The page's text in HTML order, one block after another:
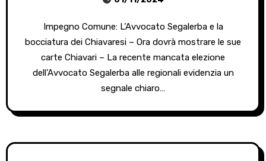
Impegno Comune: L’Avvocato Segalerba e la
bocciatura dei Chiavaresi – Ora dovrà mostrare le sue
carte Chiavari – La recente mancata elezione
dell’Avvocato Segalerba alle regionali evidenzia un
segnale chiaro…